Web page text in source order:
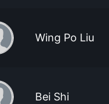
Wing Po Liu
Bei Shi